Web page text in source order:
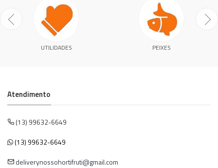
UTILIDADES PEIXES
Atendimento
(13) 99632-6649
(13) 99632-6649
deliverynossohortifruti@gmail.com